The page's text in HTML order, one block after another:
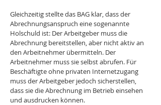
Gleichzeitig stellte das BAG klar, dass der
Abrechnungsanspruch eine sogenannte
Holschuld ist: Der Arbeitgeber muss die
Abrechnung bereitstellen, aber nicht aktiv an
den Arbeitnehmer übermitteln. Der
Arbeitnehmer muss sie selbst abrufen. Für
Beschäftigte ohne privaten Internetzugang
muss der Arbeitgeber jedoch sicherstellen,
dass sie die Abrechnung im Betrieb einsehen
und ausdrucken können.